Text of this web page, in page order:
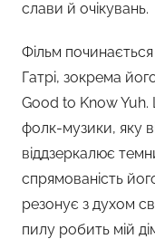
слави й очікувань.
Фільм
Гатрі, зокрема
Good to Know Yuh.
фолк-музики, яку
віддзеркалює
спрямованість
резонує з духом
пилу робить мій